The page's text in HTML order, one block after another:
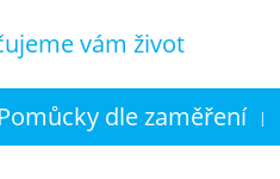
vám život
Pomůcky dle zaměření |